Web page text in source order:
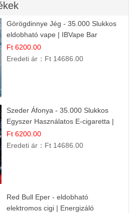
Görögdinnye Jég - 35.000 Slukkos
eldobható vape | IBVape Bar
Frissítő Nyári Íz
Ft 6200.00
Eredeti ár： Ft 14686.00
Szeder Áfonya - 35.000 Slukkos
Egyszer Használatos E-cigaretta |
Prémium Ízélmény
Ft 6200.00
Eredeti ár： Ft 14686.00
Red Bull Eper - eldobható
elektromos cigi | Energizáló